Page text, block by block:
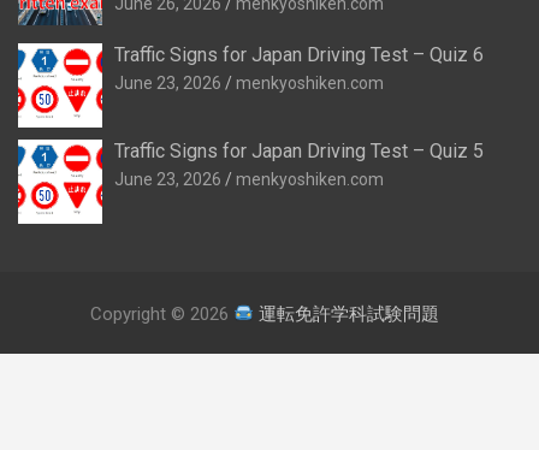
Traffic Signs for Japan Driving Test – Quiz 6
June 23, 2026 menkyoshiken.com
Traffic Signs for Japan Driving Test – Quiz 5
June 23, 2026 menkyoshiken.com
Copyright © 2026 運転免許学科試験問題